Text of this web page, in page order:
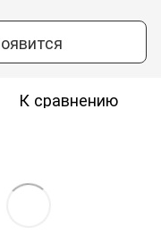
К сравнению